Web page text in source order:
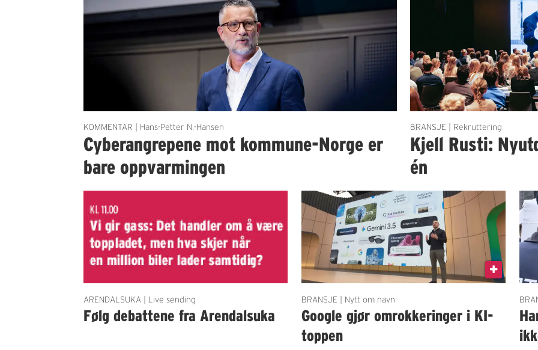
KOMMENTAR | Hans-Petter N.-Hansen
Cyberangrepene mot kommune-Norge er
bare oppvarmingen
BRANSJE | Rekruttering
Kjell Rusti:
én
ARENDALSUKA | Live sending
Følg debattene fra Arendalsuka
BRANSJE | Nytt om navn
Google gjør omrokkeringer i KI-
toppen